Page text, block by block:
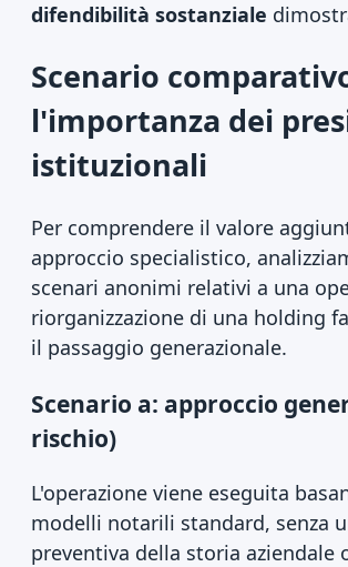
difendibilità sostanziale
Scenario
l'importanza dei
istituzionali
Per comprendere il valore
approccio specialistico,
scenari anonimi relativi a una
riorganizzazione di una holding
il passaggio generazionale.
Scenario a: approccio
rischio)
L'operazione viene eseguita
modelli notarili standard, senza
preventiva della storia aziendale